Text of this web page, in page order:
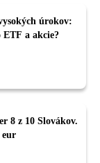
úrokov:
ETF a akcie?
8 z 10 Slovákov.
eur